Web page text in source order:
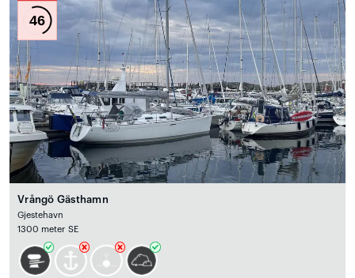
46
Vrångö Gästhamn
Gjestehavn
1300 meter SE